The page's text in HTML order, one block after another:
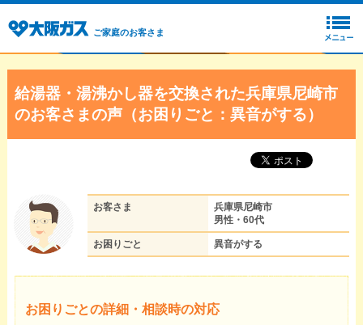
ご家庭のお客さま
給湯器・湯沸かし器を交換された兵庫県尼崎市
のお客さまの声（お困りごと：異音がする）
お客さま
兵庫県尼崎市
男性・60代
お困りごと 異音がする
お困りごとの詳細・相談時の対応